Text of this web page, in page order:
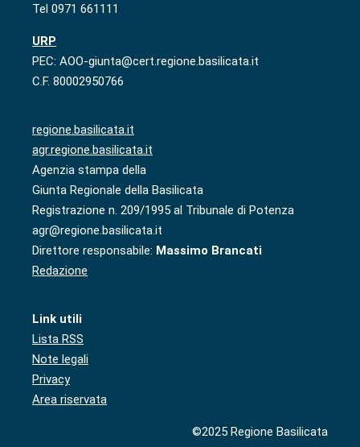
Tel 0971 661111
URP
PEC: AOO-giunta@cert.regione.basilicata.it
C.F. 80002950766
regione.basilicata.it
agr.regione.basilicata.it
Agenzia stampa della
Giunta Regionale della Basilicata
Registrazione n. 209/1995 al Tribunale di Potenza
agr@regione.basilicata.it
Direttore responsabile: Massimo Brancati
Redazione
Link utili
Lista RSS
Note legali
Privacy
Area riservata
©2025 Regione Basilicata